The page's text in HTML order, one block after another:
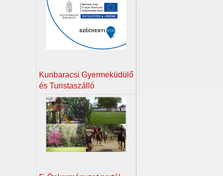
Kunbaracsi Gyermeküdülő
és Turistaszálló